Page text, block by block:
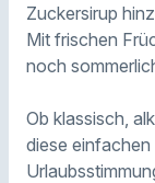
Zuckersirup
Mit frischen
noch
Ob klassisch,
diese